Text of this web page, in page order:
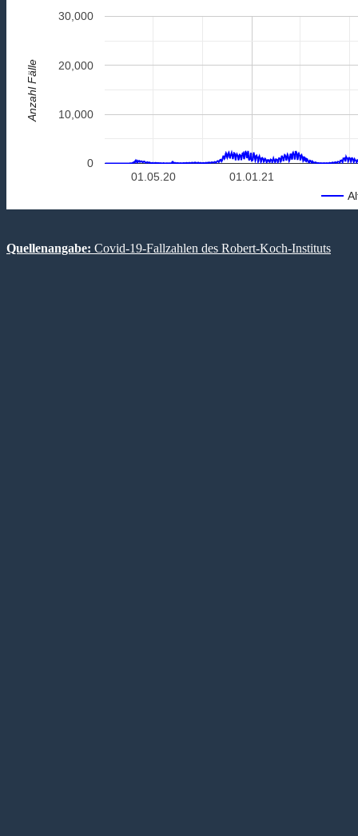
01.01.21
01.05.20
0
10,000
20,000
30,000
Anzahl Fälle
Quellenangabe: Covid-19-Fallzahlen des Robert-Koch-Instituts